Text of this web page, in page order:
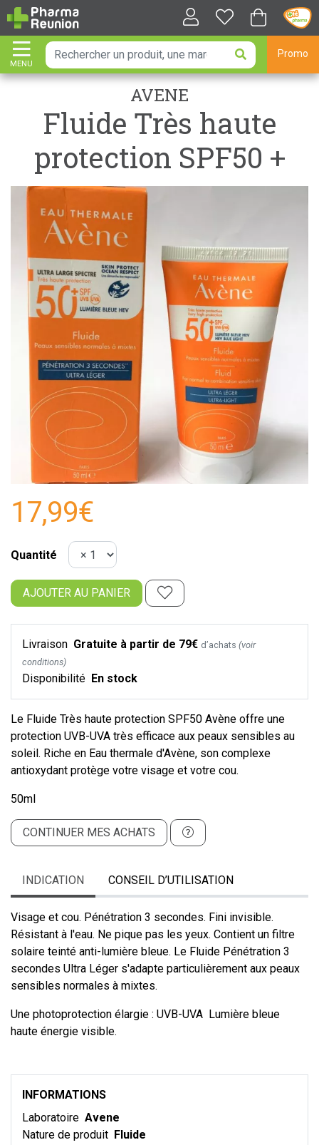
MENU
AFFICHER LA NAVIGATION
Promo
AVENE
Fluide Très haute
protection SPF50 +
17,99€
Quantité
AJOUTER AU PANIER
Livraison Gratuite à partir de 79€ d’achats (voir
conditions)
Disponibilité En stock
Le Fluide Très haute protection SPF50 Avène offre une
protection UVB-UVA très efficace aux peaux sensibles au
soleil. Riche en Eau thermale d'Avène, son complexe
antioxydant protège votre visage et votre cou.
50ml
CONTINUER MES ACHATS
INDICATION CONSEIL D’UTILISATION
Visage et cou. Pénétration 3 secondes. Fini invisible.
Résistant à l'eau. Ne pique pas les yeux. Contient un filtre
solaire teinté anti-lumière bleue. Le Fluide Pénétration 3
secondes Ultra Léger s'adapte particulièrement aux peaux
sensibles normales à mixtes.
Une photoprotection élargie : UVB-UVA Lumière bleue
haute énergie visible.
INFORMATIONS
Laboratoire Avene
Nature de produit Fluide